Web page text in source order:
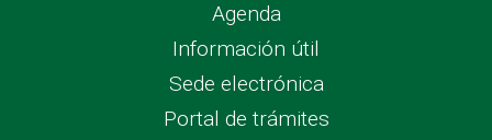
Agenda
Información útil
Sede electrónica
Portal de trámites